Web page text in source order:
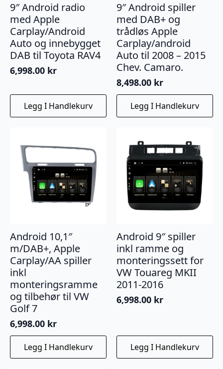
9″ Android radio
med Apple
Carplay/Android
Auto og innebygget
DAB til Toyota RAV4
6,998.00 kr
Legg I Handlekurv
9″ Android spiller
med DAB+ og
trådløs Apple
Carplay/android
Auto til 2008 – 2015
Chev. Camaro.
8,498.00 kr
Legg I Handlekurv
Android 10,1″
m/DAB+, Apple
Carplay/AA spiller
inkl
monteringsramme
og tilbehør til VW
Golf 7
6,998.00 kr
Legg I Handlekurv
Android 9″ spiller
inkl ramme og
monteringssett for
VW Touareg MKII
2011-2016
6,998.00 kr
Legg I Handlekurv